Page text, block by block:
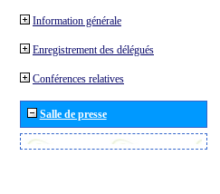
Information générale
Enregistrement des délégués
Conférences relatives
Salle de presse